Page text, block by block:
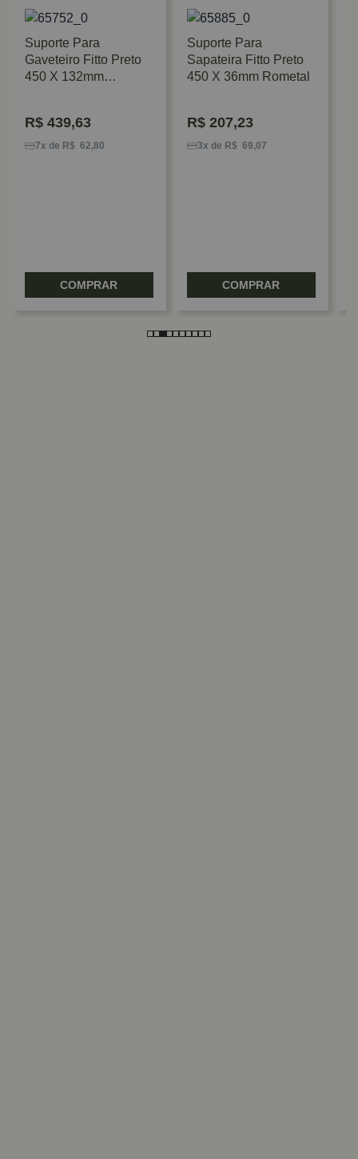
Suporte Para
Gaveteiro Fitto Preto
450 X 132mm
R$ 439,63
7x de R$ 62,80
COMPRAR
Suporte Para
Sapateira Fitto Preto
450 X 36mm Rometal
R$ 207,23
3x de R$ 69,07
COMPRAR